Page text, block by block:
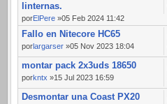
linternas.
porElPere »05 Feb 2024 11:42
Fallo en Nitecore HC65
porlargarser »05 Nov 2023 18:04
montar pack 2x3uds 18650
porkntx »15 Jul 2023 16:59
Desmontar una Coast PX20